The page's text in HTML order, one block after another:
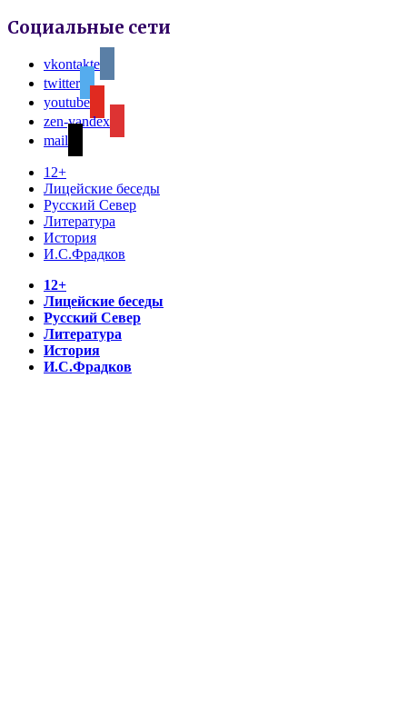
Социальные сети
vkontakte
twitter
youtube
zen-yandex
mail
12+
Лицейские беседы
Русский Север
Литература
История
И.С.Фрадков
12+
Лицейские беседы
Русский Север
Литература
История
И.С.Фрадков